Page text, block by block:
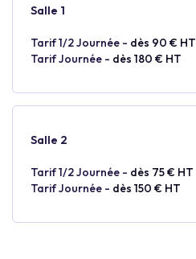
Salle 1
Tarif 1/2 Journée - dès 90 € HT
Tarif Journée - dès 180 € HT
Salle 2
Tarif 1/2 Journée - dès 75 € HT
Tarif Journée - dès 150 € HT